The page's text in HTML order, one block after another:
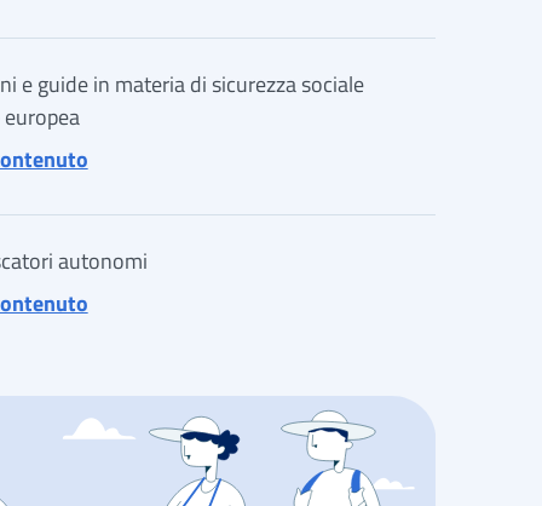
e guide in materia di sicurezza sociale
di Pubblicazioni e guide in materia di sicurezza
autonomi
di F24 per pescatori autonomi